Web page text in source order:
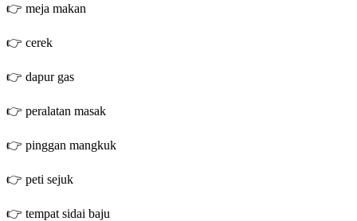
👉 meja makan
👉 cerek
👉 dapur gas
👉 peralatan masak
👉 pinggan mangkuk
👉 peti sejuk
👉 tempat sidai baju